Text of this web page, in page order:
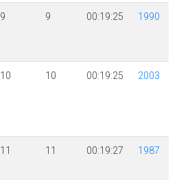
9 9 00:19:25 1990
10 10 00:19:25 2003
11 11 00:19:27 1987